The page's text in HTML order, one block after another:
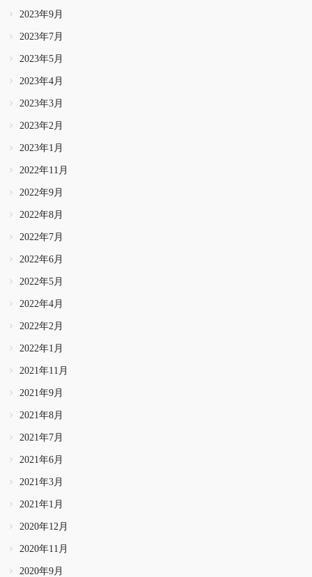
2023年9月
2023年7月
2023年5月
2023年4月
2023年3月
2023年2月
2023年1月
2022年11月
2022年9月
2022年8月
2022年7月
2022年6月
2022年5月
2022年4月
2022年2月
2022年1月
2021年11月
2021年9月
2021年8月
2021年7月
2021年6月
2021年3月
2021年1月
2020年12月
2020年11月
2020年9月